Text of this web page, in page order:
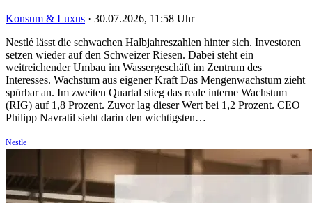
Konsum & Luxus · 30.07.2026, 11:58 Uhr
Nestlé lässt die schwachen Halbjahreszahlen hinter sich. Investoren
setzen wieder auf den Schweizer Riesen. Dabei steht ein
weitreichender Umbau im Wassergeschäft im Zentrum des
Interesses. Wachstum aus eigener Kraft Das Mengenwachstum zieht
spürbar an. Im zweiten Quartal stieg das reale interne Wachstum
(RIG) auf 1,8 Prozent. Zuvor lag dieser Wert bei 1,2 Prozent. CEO
Philipp Navratil sieht darin den wichtigsten…
Nestle